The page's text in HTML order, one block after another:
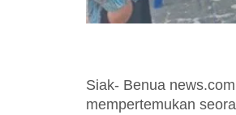
Siak- Benua
mempertemukan